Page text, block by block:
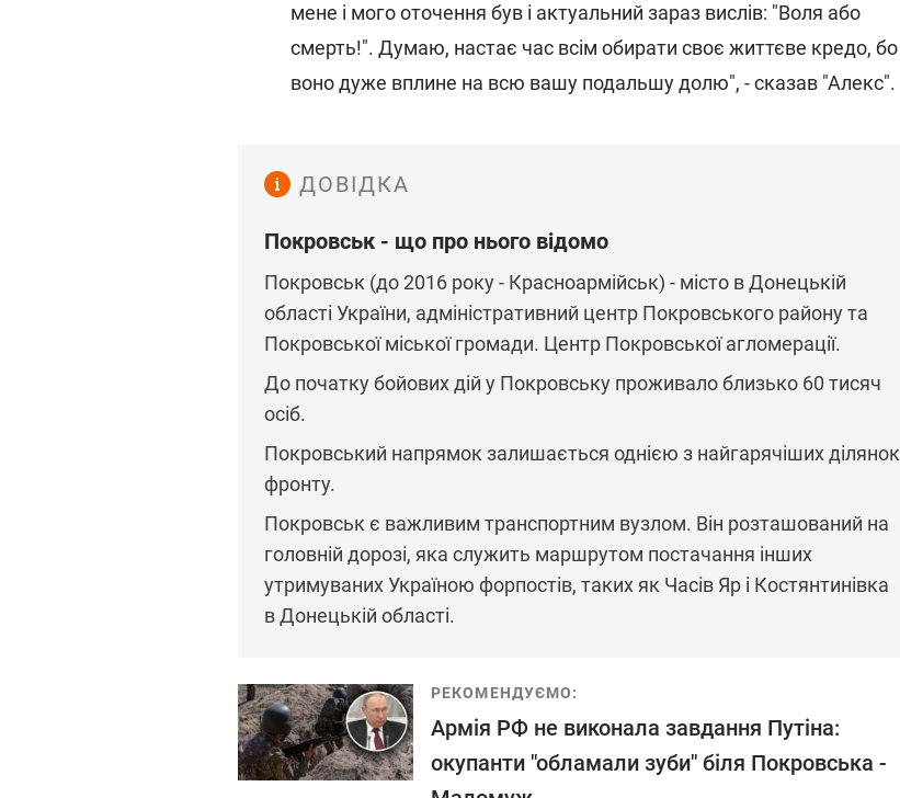
мене і мого оточення був і актуальний зараз вислів: "Воля або
смерть!". Думаю, настає час всім обирати своє життєве кредо, бо
воно дуже вплине на всю вашу подальшу долю", - сказав "Алекс".
ДОВІДКА
Покровськ - що про нього відомо
Покровськ (до 2016 року - Красноармійськ) - місто в Донецькій
області України, адміністративний центр Покровського району та
Покровської міської громади. Центр Покровської агломерації.
До початку бойових дій у Покровську проживало близько 60 тисяч
осіб.
Покровський напрямок залишається однією з найгарячіших ділянок
фронту.
Покровськ є важливим транспортним вузлом. Він розташований на
головній дорозі, яка служить маршрутом постачання інших
утримуваних Україною форпостів, таких як Часів Яр і Костянтинівка
в Донецькій області.
РЕКОМЕНДУЄМО:
Армія РФ не виконала завдання Путіна:
окупанти "обламали зуби" біля Покровська -